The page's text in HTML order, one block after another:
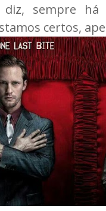
sempre
certos,